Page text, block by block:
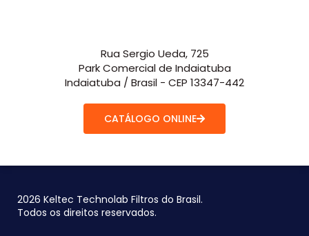
Rua Sergio Ueda, 725
Park Comercial de Indaiatuba
Indaiatuba / Brasil - CEP 13347-442
CATÁLOGO ONLINE
2026 Keltec Technolab Filtros do Brasil.
Todos os direitos reservados.